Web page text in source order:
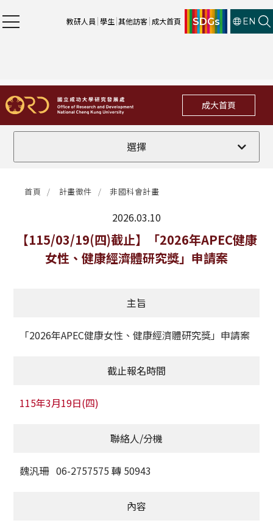
教研人員 學生 其他訪客 成大首頁 SDGs EN
成大首頁
選擇
全部
法規修訂
補助獎項
其他
首頁 計畫徵件 非國科會計畫
2026.03.10
最新消息
【115/03/19(四)截止】「2026年APEC健康
女性、健康經濟體研究獎」申請案
主旨
「2026年APEC健康女性、健康經濟體研究獎」申請案
截止報名時間
115年3月19日(四)
聯絡人/分機
魏汎珊 06-2757575 轉 50943
內容